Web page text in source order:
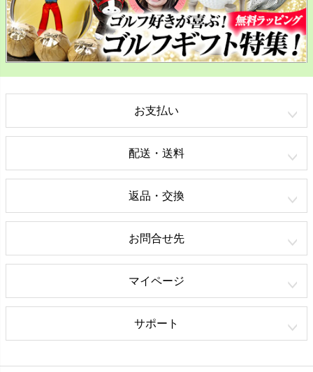
お支払い
配送・送料
返品・交換
お問合せ先
マイページ
サポート